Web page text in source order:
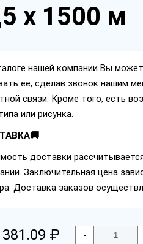
х 1500 м
нашей компании Вы
ее, сделав звонок нашим
связи. Кроме того, есть
или рисунка.
доставки
Заключительная цена
Доставка заказов
381.09 ₽ -